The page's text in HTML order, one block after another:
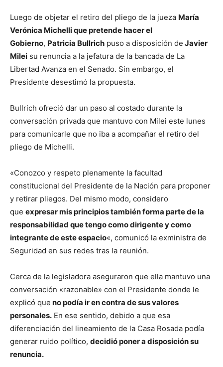
que
se
ve…
Luego de objetar el retiro del pliego de la jueza María
Verónica Michellique pretende hacer el
Gobierno, Patricia Bullrich puso a disposición de Javier
Milei su renuncia a la jefatura de la bancada de La
Libertad Avanza en el Senado. Sin embargo, el
Presidente desestimó la propuesta.
Bullrich ofreció dar un paso al costado durante la
conversación privada que mantuvo con Milei este lunes
para comunicarle que no iba a acompañar el retiro del
pliego de Michelli.
«Conozco y respeto plenamente la facultad
constitucional del Presidente de la Nación para proponer
y retirar pliegos. Del mismo modo, considero
que expresar mis principios también forma parte de la
responsabilidad que tengo como dirigente y como
integrante de este espacio«, comunicó la exministra de
Seguridad en sus redes tras la reunión.
Cerca de la legisladora aseguraron que ella mantuvo una
conversación «razonable» con el Presidente donde le
explicó que no podía ir en contra de sus valores
personales. En ese sentido, debido a que esa
diferenciación del lineamiento de la Casa Rosada podía
generar ruido político, decidió poner a disposición su
renuncia.